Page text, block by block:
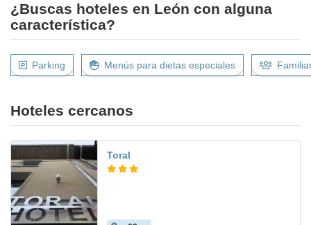
¿Buscas hoteles en León con alguna
característica?
Parking Menús para dietas especiales
Hoteles cercanos
Toral